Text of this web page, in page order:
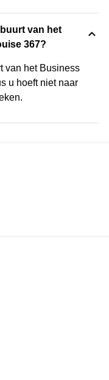
van het
367?
van het Business
u hoeft niet naar